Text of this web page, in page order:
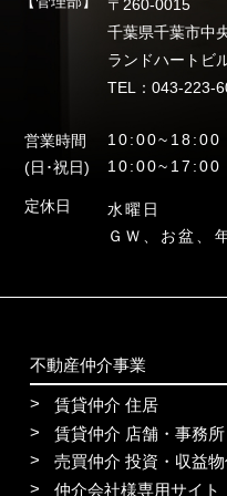
〒260-0015
千葉県千葉市中
ランドハートビ
TEL：043-223-
営業時間
10:00~18:00
(日･祝日)
10:00~17:00
定休日
水曜日
ＧＷ、お盆、
不動産仲介事業
賃貸仲介 住居
賃貸仲介 店舗・事務所
売買仲介 投資・収益
仲介会社様専用サイト